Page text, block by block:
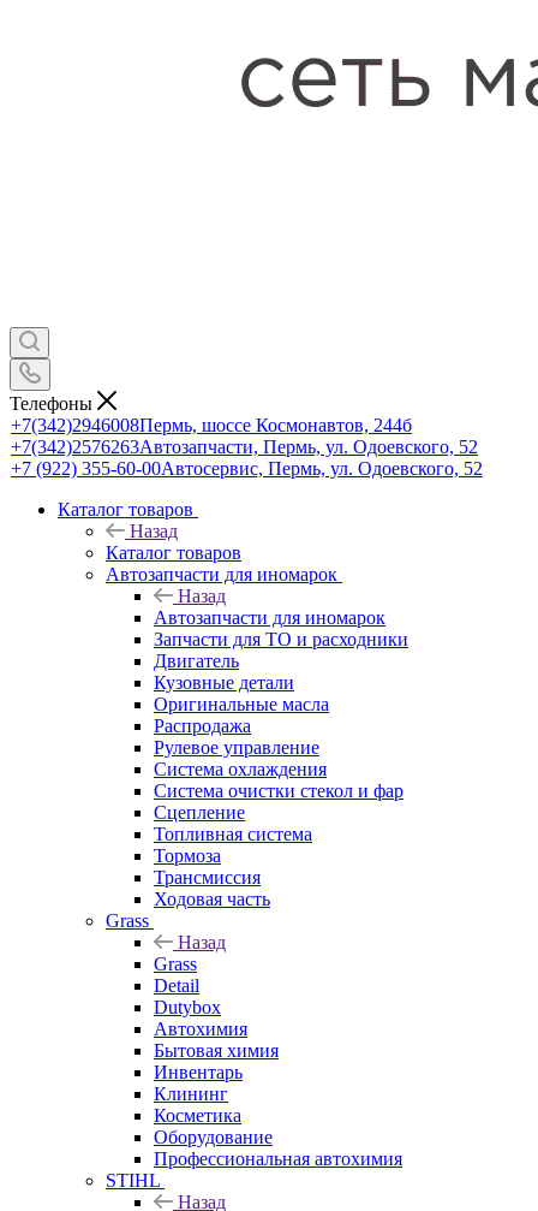
Телефоны
+7(342)2946008Пермь, шоссе Космонавтов, 244б
+7(342)2576263Автозапчасти, Пермь, ул. Одоевского, 52
+7 (922) 355-60-00Автосервис, Пермь, ул. Одоевского, 52
Каталог товаров
Назад
Каталог товаров
Автозапчасти для иномарок
Назад
Автозапчасти для иномарок
Запчасти для ТО и расходники
Двигатель
Кузовные детали
Оригинальные масла
Распродажа
Рулевое управление
Система охлаждения
Система очистки стекол и фар
Сцепление
Топливная система
Тормоза
Трансмиссия
Ходовая часть
Grass
Назад
Grass
Detail
Dutybox
Автохимия
Бытовая химия
Инвентарь
Клининг
Косметика
Оборудование
Профессиональная автохимия
STIHL
Назад